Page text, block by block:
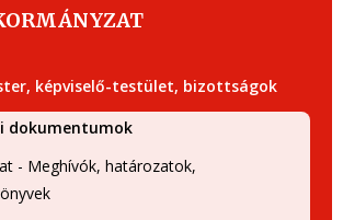
képviselő-testület, bizottságok
dokumentumok
- Meghívók, határozatok,